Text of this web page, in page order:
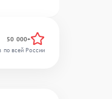
50 000+
по всей России